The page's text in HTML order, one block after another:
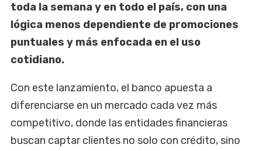
toda la semana y en todo el país, con una
lógica menos dependiente de promociones
puntuales y más enfocada en el uso
cotidiano.
Con este lanzamiento, el banco apuesta a
diferenciarse en un mercado cada vez más
competitivo, donde las entidades financieras
buscan captar clientes no solo con crédito, sino